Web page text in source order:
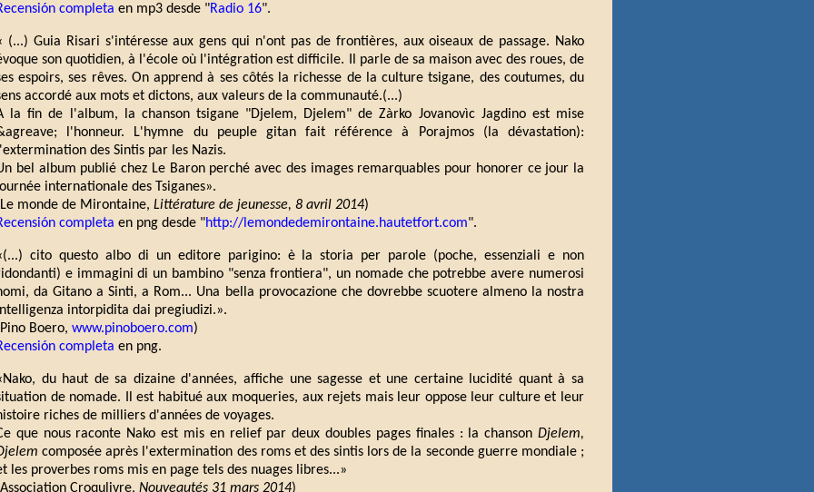
completa en mp3 desde "Radio 16".
(...) Guia Risari s'intéresse aux gens qui n'ont pas de frontières, aux oiseaux de passage. Nako
son quotidien, à l'école où l'intégration est difficile. Il parle de sa maison avec des roues, de
espoirs, ses rêves. On apprend à ses côtés la richesse de la culture tsigane, des coutumes, du
accordé aux mots et dictons, aux valeurs de la communauté.(...)
la fin de l'album, la chanson tsigane "Djelem, Djelem" de Zàrko Jovanovìc Jagdino est mise
l'honneur. L'hymne du peuple gitan fait référence à Porajmos (la dévastation):
des Sintis par les Nazis.
bel album publié chez Le Baron perché avec des images remarquables pour honorer ce jour la
internationale des Tsiganes».
monde de Mirontaine, Littérature de jeunesse, 8 avril 2014)
completa en png desde "http://lemondedemirontaine.hautetfort.com".
cito questo albo di un editore parigino: è la storia per parole (poche, essenziali e non
e immagini di un bambino "senza frontiera", un nomade che potrebbe avere numerosi
da Gitano a Sinti, a Rom... Una bella provocazione che dovrebbe scuotere almeno la nostra
intorpidita dai pregiudizi.».
Boero, www.pinoboero.com)
completa en png.
du haut de sa dizaine d'années, affiche une sagesse et une certaine lucidité quant à sa
de nomade. Il est habitué aux moqueries, aux rejets mais leur oppose leur culture et leur
riches de milliers d'années de voyages.
que nous raconte Nako est mis en relief par deux doubles pages finales : la chanson Djelem,
composée après l'extermination des roms et des sintis lors de la seconde guerre mondiale ;
les proverbes roms mis en page tels des nuages libres...»
Croqulivre, Nouveautés 31 mars 2014)